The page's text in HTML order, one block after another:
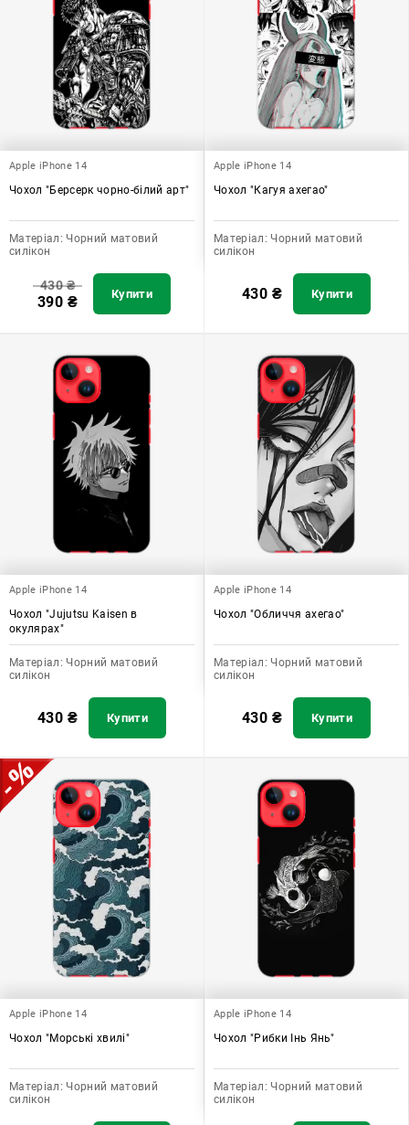
Apple iPhone 14
Чохол "Берсерк чорно-білий арт"
Матеріал: Чорний матовий
силікон
430₴
390 ₴ Купити
Apple iPhone 14
Чохол "Кагуя ахегао"
Матеріал: Чорний матовий
силікон
430 ₴ Купити
Apple iPhone 14
Чохол "Jujutsu Kaisen в
окулярах"
Матеріал: Чорний матовий
силікон
430 ₴ Купити
Apple iPhone 14
Чохол "Обличчя ахегао"
Матеріал: Чорний матовий
силікон
430 ₴ Купити
Apple iPhone 14
Чохол "Морські хвилі"
Матеріал: Чорний матовий
силікон
Apple iPhone 14
Чохол "Рибки Інь Янь"
Матеріал: Чорний матовий
силікон